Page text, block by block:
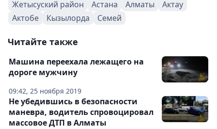
Жетысуский район Астана Алматы
Актау
Актобе
Кызылорда Семей
Читайте также
09:42, 25 ноября 2019
Машина переехала лежащего на
дороге мужчину
Не убедившись в безопасности
маневра, водитель спровоцировал
массовое ДТП в Алматы